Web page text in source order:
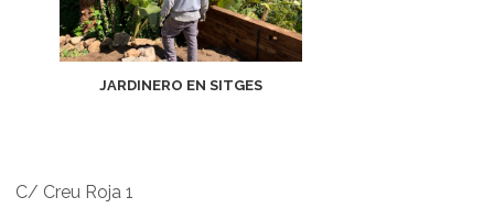
JARDINERO EN SITGES
C/ Creu Roja 1